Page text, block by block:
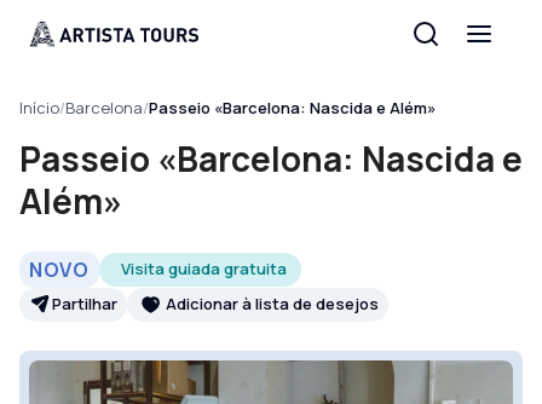
Início/Barcelona/Passeio «Barcelona: Nascida e Além»
Passeio «Barcelona: Nascida e
Além»
NOVO
Visita guiada gratuita
Partilhar
Adicionar à lista de desejos